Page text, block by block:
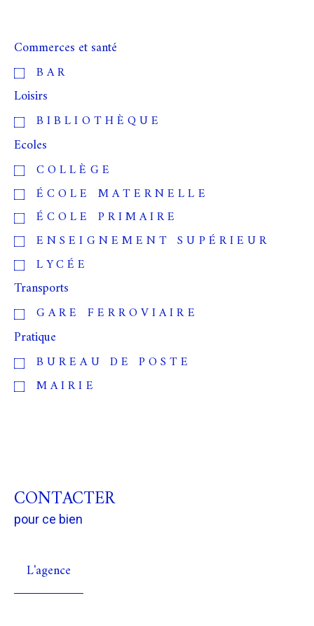
Commerces et santé
BAR
Loisirs
BIBLIOTHÈQUE
Ecoles
COLLÈGE
ÉCOLE MATERNELLE
ÉCOLE PRIMAIRE
ENSEIGNEMENT SUPÉRIEUR
LYCÉE
Transports
GARE FERROVIAIRE
Pratique
BUREAU DE POSTE
MAIRIE
CONTACTER
pour ce bien
L'agence